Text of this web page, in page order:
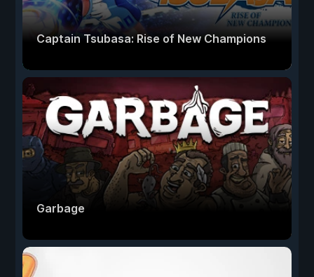
Captain Tsubasa: Rise of New Champions
Garbage